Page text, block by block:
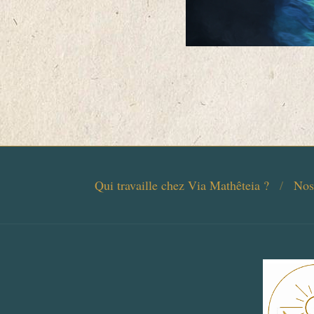
2016-
Qui travaille chez Via Mathêteia ?